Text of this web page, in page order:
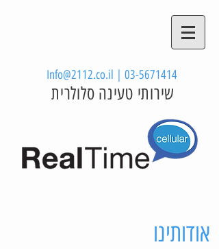
03-5671414
|
Info@2112.co.il
שירותי טעינה סלולרית
אודותינו